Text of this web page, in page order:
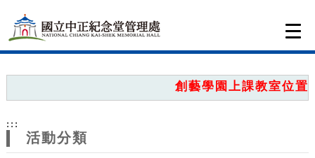
網
站
主
題
創藝學園上課教室位置圖
:::
活動分類